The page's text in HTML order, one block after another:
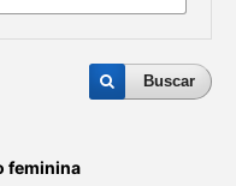
Buscar
feminina